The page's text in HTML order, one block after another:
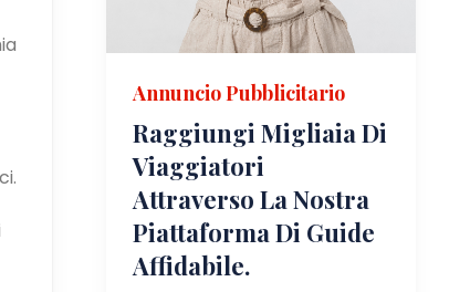
Annuncio Pubblicitario
Raggiungi Migliaia Di
Viaggiatori
Attraverso La Nostra
Piattaforma Di Guide
Affidabile.